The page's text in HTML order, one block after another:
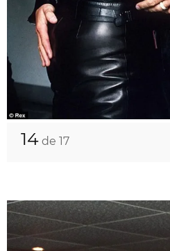
14 de 17